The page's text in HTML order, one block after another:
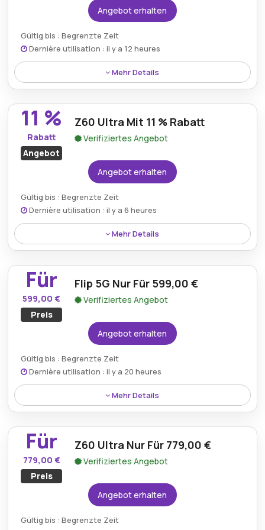
Angebot erhalten
Gültig bis : Begrenzte Zeit
Dernière utilisation : il y a 12 heures
Mehr Details
Sparen Sie 30 € mit dem Eu.nubia.com-Rabatt. Dies
ist eine fantastische Gelegenheit, die Kosten Ihres
nächsten Einkaufs zu senken und gleichzeitig die
fortschrittliche Technologie und Qualität zu
genießen, die Nubia in seinem Produktsortiment
bietet.
11 %
Rabatt
Angebot
Z60 Ultra Mit 11 % Rabatt
Verifiziertes Angebot
Angebot erhalten
Gültig bis : Begrenzte Zeit
Dernière utilisation : il y a 6 heures
Mehr Details
Erhalten Sie 11 % Rabatt auf das Z60 Ultra und
erleben Sie dieses High-End-Gerät zu einem
reduzierten Preis. Das Z60 Ultra bietet Premium-
Funktionen und ist damit eine kluge Wahl für
Technikbegeisterte.
Für
599,00 €
Preis
Flip 5G Nur Für 599,00 €
Verifiziertes Angebot
Angebot erhalten
Gültig bis : Begrenzte Zeit
Dernière utilisation : il y a 20 heures
Mehr Details
Schnappen Sie sich das Flip 5G für nur 599,00 €, ein
hervorragender Preis für dieses fortschrittliche 5G-
fähige Smartphone. Mit seinem schlanken Design
und seiner leistungsstarken Leistung ist dieses
Telefon perfekt für alle, die nach Spitzentechnologie
suchen.
Für
779,00 €
Preis
Z60 Ultra Nur Für 779,00 €
Verifiziertes Angebot
Angebot erhalten
Gültig bis : Begrenzte Zeit